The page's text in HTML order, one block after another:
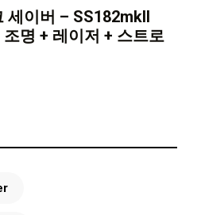
세이버 – SS182mkII
조명 + 레이저 + 스트로